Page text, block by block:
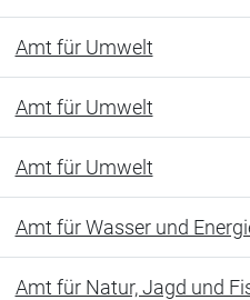
Amt für Umwelt
Amt für Umwelt
Amt für Umwelt
Amt für Wasser und
Amt für Natur, Jagd und